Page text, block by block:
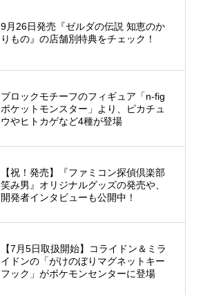
9月26日発売『ゼルダの伝説 知恵のか
りもの』の店舗別特典をチェック！
ブロックモチーフのフィギュア「n-fig
ポケットモンスター」より、ピカチュ
ウやヒトカゲなど4種が登場
【祝！発売】『ファミコン探偵倶楽部
笑み男』オリジナルグッズの発売や、
開発者インタビューも公開中！
【7月5日取扱開始】コライドン＆ミラ
イドンの「がけのぼりマグネットキー
フック」がポケモンセンターに登場